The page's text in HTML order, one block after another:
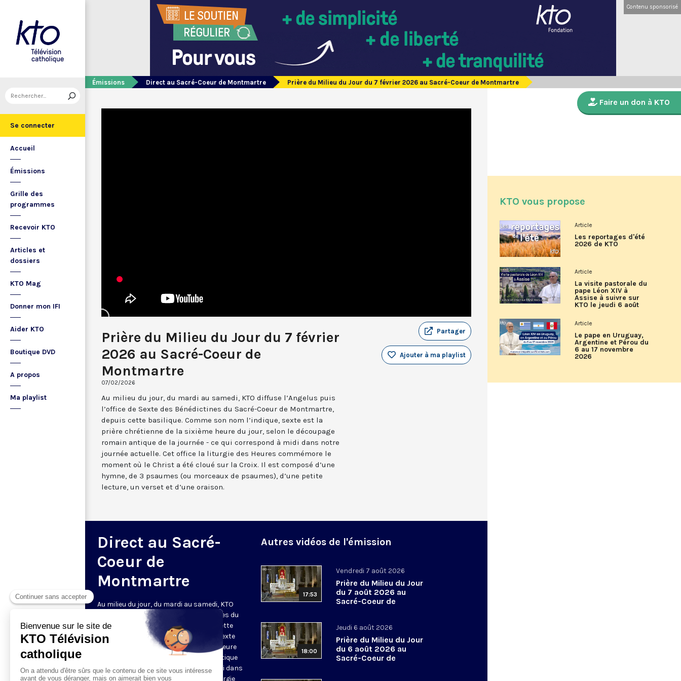
Se connecter
Accueil
Émissions
Grille des
programmes
Recevoir KTO
Articles et
dossiers
KTO Mag
Donner mon IFI
Aider KTO
Boutique DVD
A propos
Ma playlist
Contenu sponsorisé
Émissions Direct au Sacré-Coeur de Montmartre Prière du Milieu du Jour du 7 février 2026 au Sacré-Coeur de Montmartre
Prière du Milieu du Jour du 7 février
2026 au Sacré-Coeur de
Montmartre
07/02/2026
Partager
Ajouter à ma playlist
Au milieu du jour, du mardi au samedi, KTO diffuse l’Angelus puis
l’office de Sexte des Bénédictines du Sacré-Coeur de Montmartre,
depuis cette basilique. Comme son nom l’indique, sexte est la
prière chrétienne de la sixième heure du jour, selon le découpage
romain antique de la journée - ce qui correspond à midi dans notre
journée actuelle. Cet office la liturgie des Heures commémore le
moment où le Christ a été cloué sur la Croix. Il est composé d’une
hymne, de 3 psaumes (ou morceaux de psaumes), d’une petite
lecture, un verset et d’une oraison.
Direct au Sacré-
Coeur de
Montmartre
Au milieu du jour, du mardi au samedi, KTO
diffuse l’office de Sexte des Bénédictines du
Sacré-Coeur de Montmartre, depuis cette
basilique
. Comme son nom l’indique, sexte
est la prière chrétienne de la sixième heure
du jour, selon le découpage romain antique
de la journée - ce qui correspond à midi dans
notre journée actuelle. Cet office la liturgie
Autres vidéos de l'émission
17:53
Vendredi 7 août 2026
Prière du Milieu du Jour
du 7 août 2026 au
Sacré-Coeur de
18:00
Jeudi 6 août 2026
Prière du Milieu du Jour
du 6 août 2026 au
Sacré-Coeur de
Faire un don à KTO
KTO vous propose
Article
Les reportages d'été
2026 de KTO
Article
La visite pastorale du
pape Léon XIV à
Assise à suivre sur
KTO le jeudi 6 août
Article
Le pape en Uruguay,
Argentine et Pérou du
6 au 17 novembre
2026